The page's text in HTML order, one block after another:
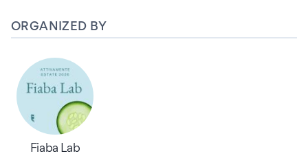
ORGANIZED BY
Fiaba Lab